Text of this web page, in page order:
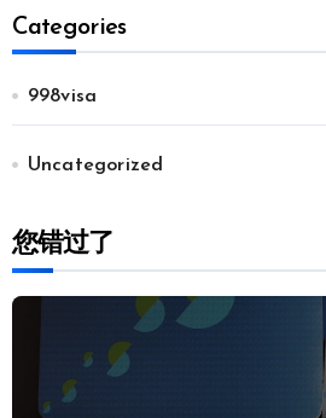
Categories
998visa
Uncategorized
您错过了